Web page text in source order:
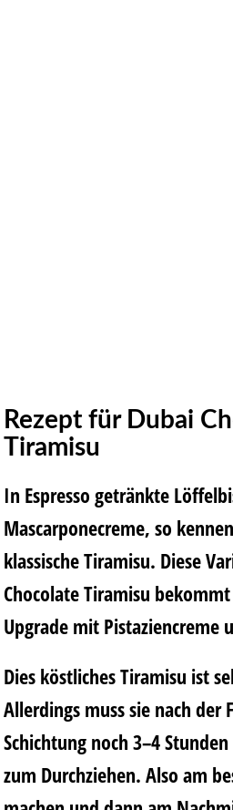
Rezept für Dubai
Tiramisu
In Espresso getränkte
Mascarponecreme, so
klassische Tiramisu. Diese
Chocolate Tiramisu
Upgrade mit Pistaziencreme
Dies köstliches Tiramisu ist
Allerdings muss sie nach der
Schichtung noch 3–4
zum Durchziehen. Also am